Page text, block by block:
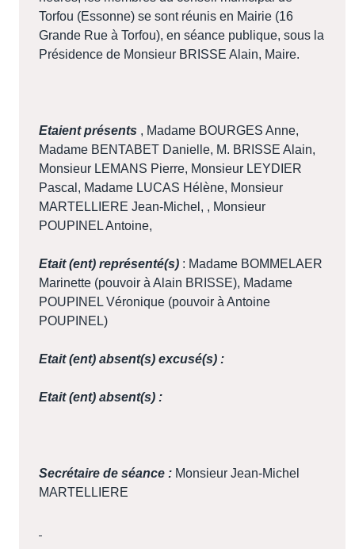
Torfou (Essonne) se sont réunis en Mairie (16
Grande Rue à Torfou), en séance publique, sous la
Présidence de Monsieur BRISSE Alain, Maire.
Etaient présents , Madame BOURGES Anne,
Madame BENTABET Danielle, M. BRISSE Alain,
Monsieur LEMANS Pierre, Monsieur LEYDIER
Pascal, Madame LUCAS Hélène, Monsieur
MARTELLIERE Jean-Michel, , Monsieur
POUPINEL Antoine,
Etait (ent) représenté(s) : Madame BOMMELAER
Marinette (pouvoir à Alain BRISSE), Madame
POUPINEL Véronique (pouvoir à Antoine
POUPINEL)
Etait (ent) absent(s) excusé(s) :
Etait (ent) absent(s) :
Secrétaire de séance : Monsieur Jean-Michel
MARTELLIERE